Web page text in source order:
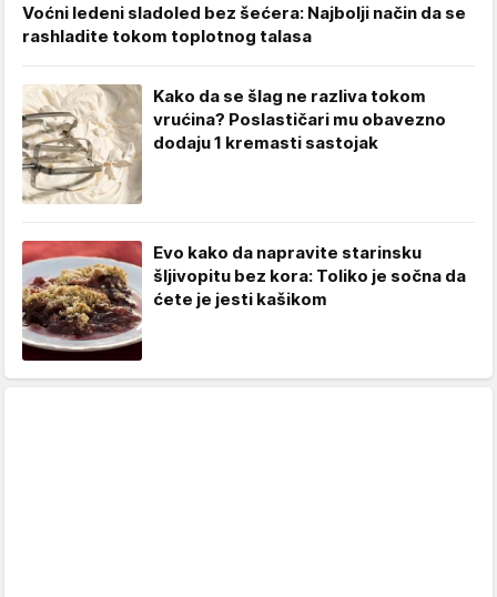
Voćni ledeni sladoled bez šećera: Najbolji način da se
rashladite tokom toplotnog talasa
Kako da se šlag ne razliva tokom
vrućina? Poslastičari mu obavezno
dodaju 1 kremasti sastojak
Evo kako da napravite starinsku
šljivopitu bez kora: Toliko je sočna da
ćete je jesti kašikom